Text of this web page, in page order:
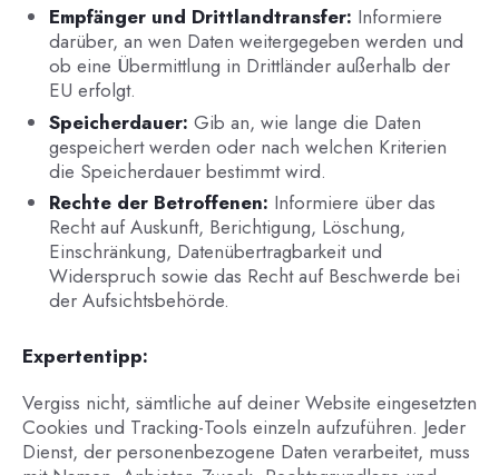
Empfänger und Drittlandtransfer: Informiere
darüber, an wen Daten weitergegeben werden und
ob eine Übermittlung in Drittländer außerhalb der
EU erfolgt.
Speicherdauer: Gib an, wie lange die Daten
gespeichert werden oder nach welchen Kriterien
die Speicherdauer bestimmt wird.
Rechte der Betroffenen: Informiere über das
Recht auf Auskunft, Berichtigung, Löschung,
Einschränkung, Datenübertragbarkeit und
Widerspruch sowie das Recht auf Beschwerde bei
der Aufsichtsbehörde.
Expertentipp:
Vergiss nicht, sämtliche auf deiner Website eingesetzten
Cookies und Tracking-Tools einzeln aufzuführen. Jeder
Dienst, der personenbezogene Daten verarbeitet, muss